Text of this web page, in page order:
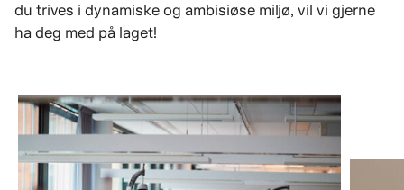
du trives i dynamiske og ambisiøse miljø, vil vi gjerne
ha deg med på laget!